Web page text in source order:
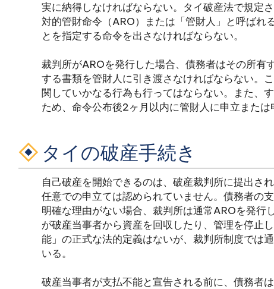
実に納得しなければならない。タイ破産法で規定
対的管財命令（ARO）または「管財人」と呼ばれ
とを指定する命令を出さなければならない。
裁判所がAROを発行した場合、債務者はその所有
する書類を管財人に引き渡さなければならない。
関していかなる行為も行ってはならない。また、
ため、命令公布後2ヶ月以内に管財人に申立または
タイの破産手続き
自己破産を開始できるのは、破産裁判所に提出さ
任意での申立ては認められていません。債務者の
明確な理由がない場合、裁判所は通常AROを発行
が破産当事者から資産を回収したり、管理を停止
能」の正式な法的定義はないが、裁判所制度では
いる。
破産当事者が支払不能と宣告される前に、債務者